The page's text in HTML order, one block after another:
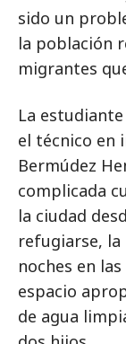
sido un
la población
migrantes
La
el técnico en
Bermúdez
complicada
la ciudad
refugiarse,
noches en
espacio
de agua